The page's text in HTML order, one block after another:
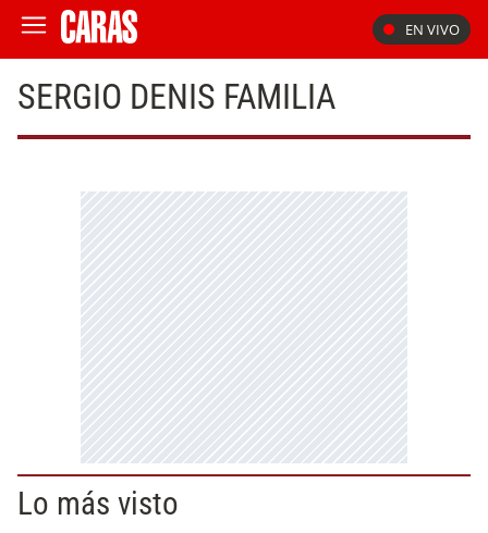
EN VIVO
SERGIO DENIS FAMILIA
Lo más visto